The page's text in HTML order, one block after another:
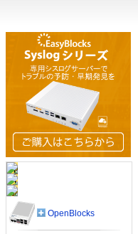
OpenBlocks